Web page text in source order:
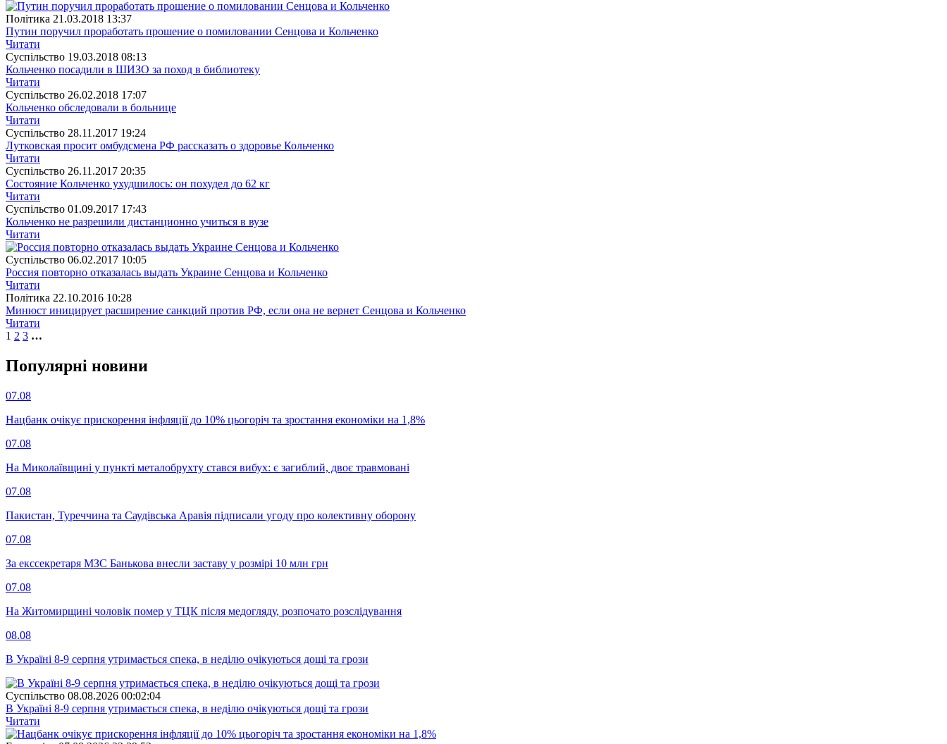
Полiтика 21.03.2018 13:37
Путин поручил проработать прошение о помиловании Сенцова и Кольченко
Читати
Суспiльство 19.03.2018 08:13
Кольченко посадили в ШИЗО за поход в библиотеку
Читати
Суспiльство 26.02.2018 17:07
Кольченко обследовали в больнице
Читати
Суспiльство 28.11.2017 19:24
Лутковская просит омбудсмена РФ рассказать о здоровье Кольченко
Читати
Суспiльство 26.11.2017 20:35
Состояние Кольченко ухудшилось: он похудел до 62 кг
Читати
Суспiльство 01.09.2017 17:43
Кольченко не разрешили дистанционно учиться в вузе
Читати
Суспiльство 06.02.2017 10:05
Россия повторно отказалась выдать Украине Сенцова и Кольченко
Читати
Полiтика 22.10.2016 10:28
Минюст иницирует расширение санкций против РФ, если она не вернет Сенцова и Кольченко
Читати
1 2 3 …
Популярнi новини
07.08
Нацбанк очікує прискорення інфляції до 10% цьогоріч та зростання економіки на 1,8%
07.08
На Миколаївщині у пункті металобрухту стався вибух: є загиблий, двоє травмовані
07.08
Пакистан, Туреччина та Саудівська Аравія підписали угоду про колективну оборону
07.08
За екссекретаря МЗС Банькова внесли заставу у розмірі 10 млн грн
07.08
На Житомирщині чоловік помер у ТЦК після медогляду, розпочато розслідування
08.08
В Україні 8-9 серпня утримається спека, в неділю очікуються дощі та грози
Суспiльство 08.08.2026 00:02:04
В Україні 8-9 серпня утримається спека, в неділю очікуються дощі та грози
Читати